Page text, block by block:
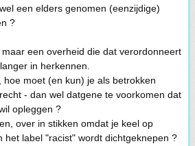
een elders genomen (eenzijdige)
?
een overheid die dat verordonneert
in herkennen.
hoe moet (en kun) je als betrokken
- dan wel datgene te voorkomen dat
opleggen ?
over in stikken omdat je keel op
het label "racist" wordt dichtgeknepen ?